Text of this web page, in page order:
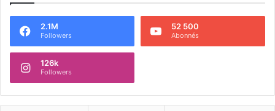
2.1M
Followers
52 500
Abonnés
126k
Followers